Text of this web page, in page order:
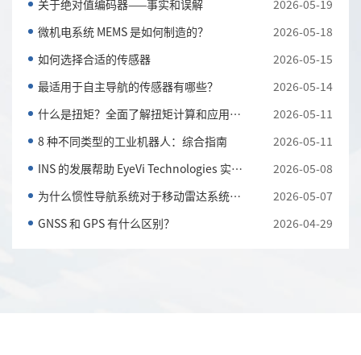
关于绝对值编码器——事实和误解
2026-05-19
微机电系统 MEMS 是如何制造的？
2026-05-18
如何选择合适的传感器
2026-05-15
最适用于自主导航的传感器有哪些？
2026-05-14
什么是扭矩？全面了解扭矩计算和应用知识
2026-05-11
8 种不同类型的工业机器人：综合指南
2026-05-11
INS 的发展帮助 EyeVi Technologies 实现可扩展的道路...
2026-05-08
为什么惯性导航系统对于移动雷达系统至关重要
2026-05-07
GNSS 和 GPS 有什么区别？
2026-04-29